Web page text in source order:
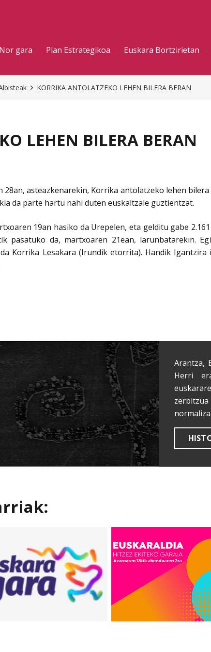
Nor gara Plan Estrategikoa Euskara Bortzirietan
KORRIKA ANTOLATZEKO LEHEN BILERA BERAN
LEHEN BILERA BERAN
asteazkenarekin, Korrika antolatzeko lehen
da parte hartu nahi duten euskaltzale guztientzat.
19an hasiko da Urepelen, eta gelditu gabe
pasatuko da, martxoaren 21ean, larunbatarekin.
Korrika Lesakara (Irundik etorrita). Handik
Arantza,
Herri